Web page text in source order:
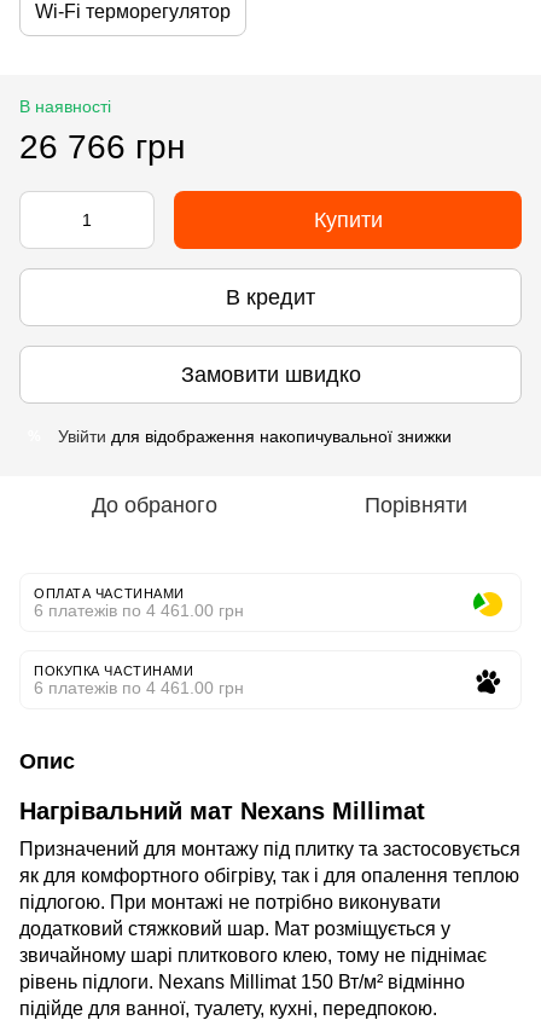
Wi-Fi терморегулятор
В наявності
26 766 грн
Купити
В кредит
Замовити швидко
Увійти для відображення накопичувальної знижки
До обраного Порівняти
ОПЛАТА ЧАСТИНАМИ
6 платежів по 4 461.00 грн
ПОКУПКА ЧАСТИНАМИ
6 платежів по 4 461.00 грн
Опис
Нагрівальний мат Nexans Millimat
Призначений для монтажу під плитку та застосовується
як для комфортного обігріву, так і для опалення теплою
підлогою. При монтажі не потрібно виконувати
додатковий стяжковий шар. Мат розміщується у
звичайному шарі плиткового клею, тому не піднімає
рівень підлоги. Nexans Millimat 150 Вт/м² відмінно
підійде для ванної, туалету, кухні, передпокою.